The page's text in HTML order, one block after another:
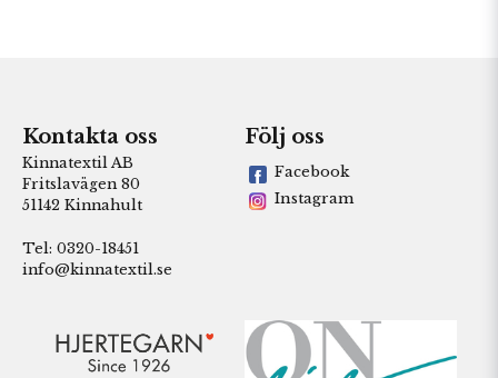
Kontakta oss
Kinnatextil AB
Fritslavägen 80
51142 Kinnahult
Tel: 0320-18451
info@kinnatextil.se
Följ oss
Facebook
Instagram